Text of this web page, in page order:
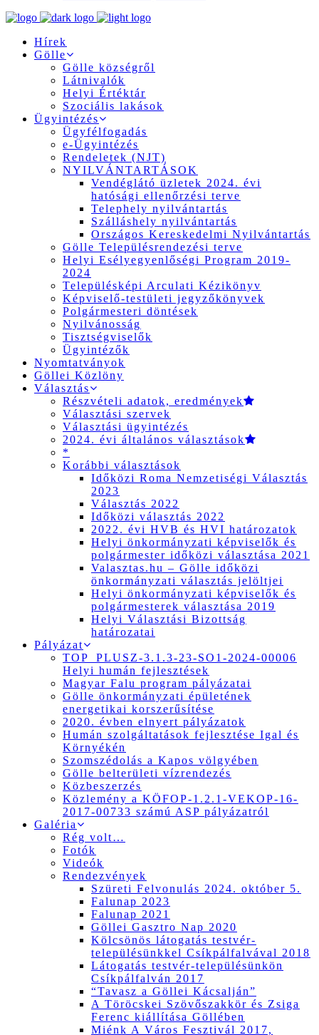
Hírek
Gölle
Gölle községről
Látnivalók
Helyi Értéktár
Szociális lakások
Ügyintézés
Ügyfélfogadás
e-Ügyintézés
Rendeletek (NJT)
NYILVÁNTARTÁSOK
Vendéglátó üzletek 2024. évi
hatósági ellenőrzési terve
Telephely nyilvántartás
Szálláshely nyilvántartás
Országos Kereskedelmi Nyilvántartás
Gölle Településrendezési terve
Helyi Esélyegyenlőségi Program 2019-
2024
Településképi Arculati Kézikönyv
Képviselő-testületi jegyzőkönyvek
Polgármesteri döntések
Nyilvánosság
Tisztségviselők
Ügyintézők
Nyomtatványok
Göllei Közlöny
Választás
Részvételi adatok, eredmények
Választási szervek
Választási ügyintézés
2024. évi általános választások
*
Korábbi választások
Időközi Roma Nemzetiségi Választás
2023
Választás 2022
Időközi választás 2022
2022. évi HVB és HVI határozatok
Helyi önkormányzati képviselők és
polgármester időközi választása 2021
Valasztas.hu – Gölle időközi
önkormányzati választás jelöltjei
Helyi önkormányzati képviselők és
polgármesterek választása 2019
Helyi Választási Bizottság
határozatai
Pályázat
TOP_PLUSZ-3.1.3-23-SO1-2024-00006
Helyi humán fejlesztések
Magyar Falu program pályázatai
Gölle önkormányzati épületének
energetikai korszerűsítése
2020. évben elnyert pályázatok
Humán szolgáltatások fejlesztése Igal és
Környékén
Szomszédolás a Kapos völgyében
Gölle belterületi vízrendezés
Közbeszerzés
Közlemény a KÖFOP-1.2.1-VEKOP-16-
2017-00733 számú ASP pályázatról
Galéria
Rég volt…
Fotók
Videók
Rendezvények
Szüreti Felvonulás 2024. október 5.
Falunap 2023
Falunap 2021
Göllei Gasztro Nap 2020
Kölcsönös látogatás testvér-
településünkkel Csíkpálfalvával 2018
Látogatás testvér-településünkön
Csíkpálfalván 2017
“Tavasz a Göllei Kácsalján”
A Töröcskei Szövőszakkör és Zsiga
Ferenc kiállítása Göllében
Miénk A Város Fesztivál 2017,